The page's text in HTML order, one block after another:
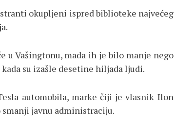
okupljeni ispred biblioteke najvećeg
u Vašingtonu, mada ih je bilo manje nego
su izašle desetine hiljada ljudi.
automobila, marke čiji je vlasnik Ilon
smanji javnu administraciju.